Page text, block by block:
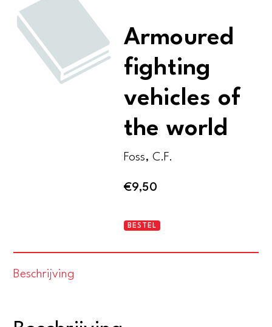
Armoured
fighting
vehicles of
the world
Foss, C.F.
€9,50
Armoured
BESTEL
Beschrijving